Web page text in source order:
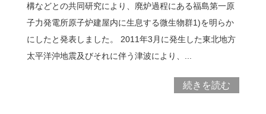
構などとの共同研究により、廃炉過程にある福島第一原
子力発電所原子炉建屋内に生息する微生物群1)を明らか
にしたと発表しました。 2011年3月に発生した東北地方
太平洋沖地震及びそれに伴う津波により、...
続きを読む